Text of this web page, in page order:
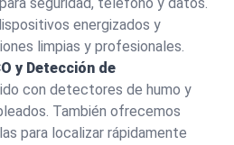
energizados y
limpias y profesionales.
y Detección de
con detectores de humo y
También ofrecemos
para localizar rápidamente